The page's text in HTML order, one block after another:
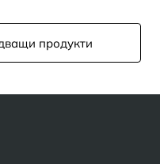
продукти